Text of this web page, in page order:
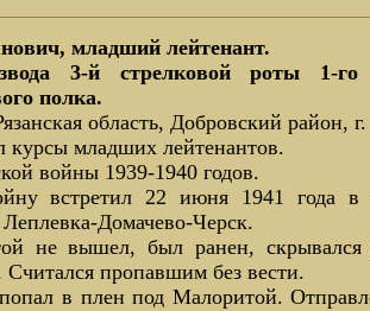
младший лейтенант.
3-й стрелковой роты 1-го
полка.
область, Добровский район,
младших лейтенантов.
войны 1939-1940 годов.
встретил 22 июня 1941 года в
Домачево-Черск.
не вышел, был ранен,
пропавшим без вести.
в плен под Малоритой.